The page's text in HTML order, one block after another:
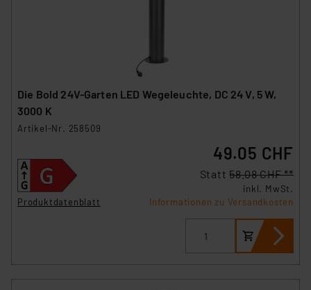
Die Bold 24V-Garten LED Wegeleuchte, DC 24 V, 5 W,
3000 K
Artikel-Nr. 258509
Produktdatenblatt
49.05 CHF
Statt58.08 CHF **
inkl. MwSt.
Informationen zu Versandkosten